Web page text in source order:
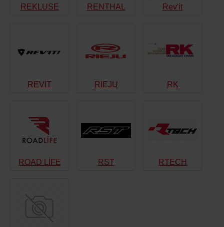
REKLUSE RENTHAL Rev'it
REVIT RIEJU RK
ROAD LİFE RST RTECH